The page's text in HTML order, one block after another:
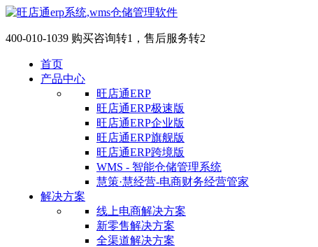
400-010-1039 购买咨询转1，售后服务转2
首页
产品中心
旺店通ERP
旺店通ERP极速版
旺店通ERP企业版
旺店通ERP旗舰版
旺店通ERP跨境版
WMS - 智能仓储管理系统
慧策·慧经营-电商财务经营管家
解决方案
线上电商解决方案
新零售解决方案
全渠道解决方案